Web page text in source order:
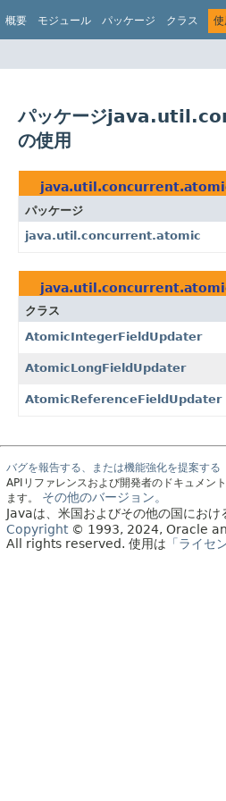
概要 モジュール パッケージ クラス 使
パッケージ
の使用
パッケージ
java.util.concurrent.atomic
クラス
AtomicIntegerFieldUpdater
AtomicLongFieldUpdater
AtomicReferenceFieldUpdater
バグを報告する、または機能強化を提案する
APIリファレンスおよび開発者のドキュメント
ます。
その他のバージョン。
Javaは、米国およびその他の国にお
Copyright© 1993, 2024, Oracle
All rights reserved. 使用は 「ライセ